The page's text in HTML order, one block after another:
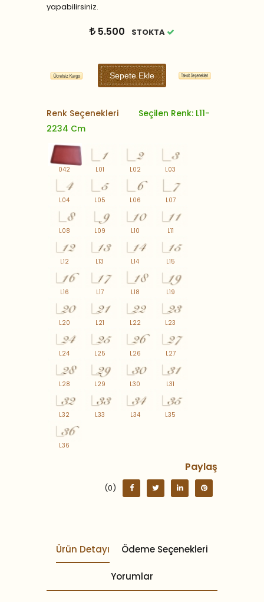
yapabilirsiniz.
5.500 STOKTA
Sepete Ekle
Renk Seçenekleri
Seçilen Renk: L11-
2234 Cm
042 L01 L02 L03
L04 L05 L06 L07
L08 L09 L10 L11
L12 L13 L14 L15
L16 L17 L18 L19
L20 L21 L22 L23
L24 L25 L26 L27
L28 L29 L30 L31
L32 L33 L34 L35
L36
Paylaş
(0)
Ürün Detayı Ödeme Seçenekleri
Yorumlar